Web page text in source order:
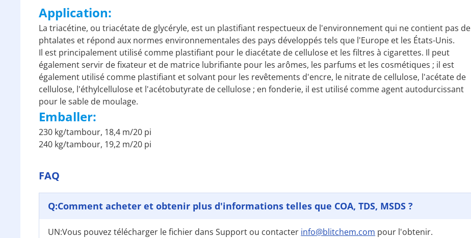
Application:
La triacétine, ou triacétate de glycéryle, est un plastifiant respectueux de l'environnement qui ne contient pas de
phtalates et répond aux normes environnementales des pays développés tels que l'Europe et les États-Unis.
Il est principalement utilisé comme plastifiant pour le diacétate de cellulose et les filtres à cigarettes. Il peut
également servir de fixateur et de matrice lubrifiante pour les arômes, les parfums et les cosmétiques ; il est
également utilisé comme plastifiant et solvant pour les revêtements d'encre, le nitrate de cellulose, l'acétate de
cellulose, l'éthylcellulose et l'acétobutyrate de cellulose ; en fonderie, il est utilisé comme agent autodurcissant
pour le sable de moulage.
Emballer:
230 kg/tambour, 18,4 m/20 pi
240 kg/tambour, 19,2 m/20 pi
FAQ
Q:Comment acheter et obtenir plus d'informations telles que COA, TDS, MSDS ?
UN:Vous pouvez télécharger le fichier dans Support ou contacter info@blitchem.com pour l'obtenir.